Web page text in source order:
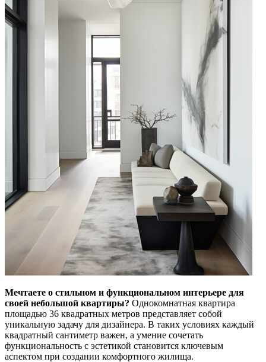
Мечтаете о стильном и функциональном интерьере для
своей небольшой квартиры? Однокомнатная квартира
площадью 36 квадратных метров представляет собой
уникальную задачу для дизайнера. В таких условиях каждый
квадратный сантиметр важен, а умение сочетать
функциональность с эстетикой становится ключевым
аспектом при создании комфортного жилища.